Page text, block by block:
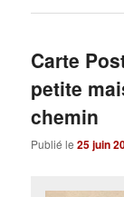
Carte
petite
chemin
Publié le25 juin